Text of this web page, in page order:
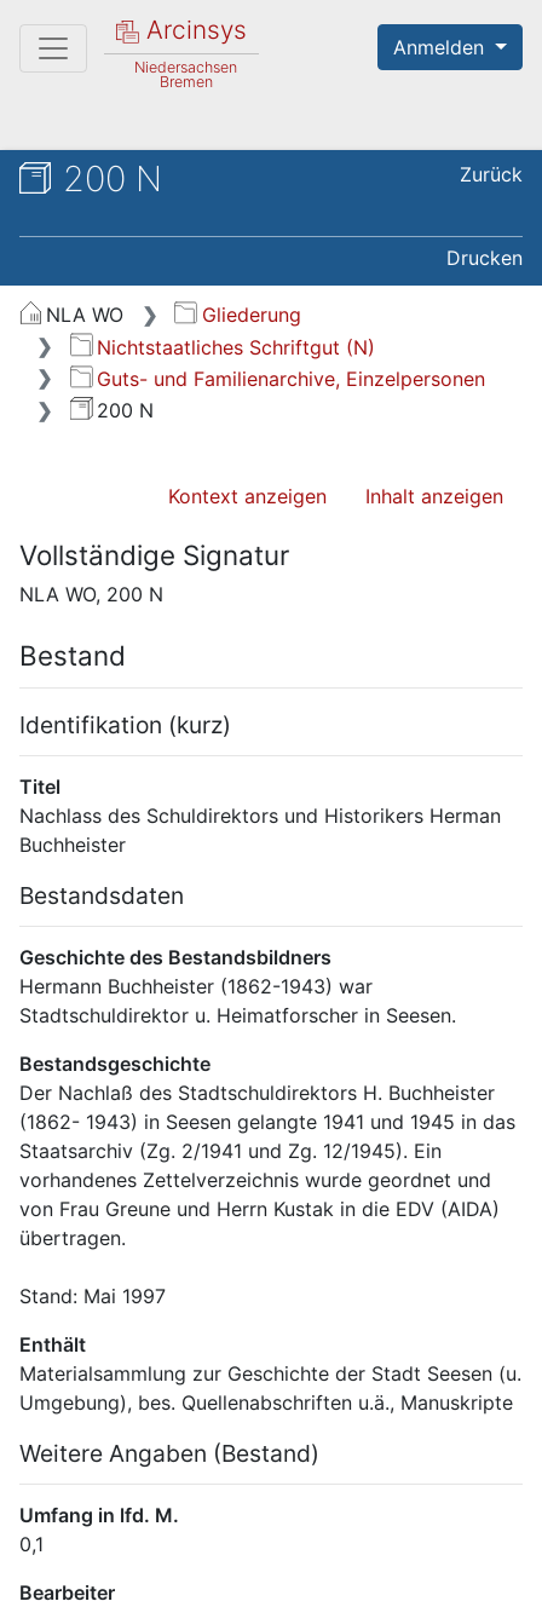
Arcinsys
Niedersachsen
Bremen
Anmelden
200 N Zurück
Drucken
NLA WO
Gliederung
Nichtstaatliches Schriftgut (N)
Guts- und Familienarchive, Einzelpersonen
200 N
Kontext anzeigen Inhalt anzeigen
Vollständige Signatur
NLA WO, 200 N
Bestand
Identifikation (kurz)
Titel
Nachlass des Schuldirektors und Historikers Herman
Buchheister
Bestandsdaten
Geschichte des Bestandsbildners
Hermann Buchheister (1862-1943) war
Stadtschuldirektor u. Heimatforscher in Seesen.
Bestandsgeschichte
Der Nachlaß des Stadtschuldirektors H. Buchheister
(1862- 1943) in Seesen gelangte 1941 und 1945 in das
Staatsarchiv (Zg. 2/1941 und Zg. 12/1945). Ein
vorhandenes Zettelverzeichnis wurde geordnet und
von Frau Greune und Herrn Kustak in die EDV (AIDA)
übertragen.
Stand: Mai 1997
Enthält
Materialsammlung zur Geschichte der Stadt Seesen (u.
Umgebung), bes. Quellenabschriften u.ä., Manuskripte
Weitere Angaben (Bestand)
Umfang in lfd. M.
0,1
Bearbeiter